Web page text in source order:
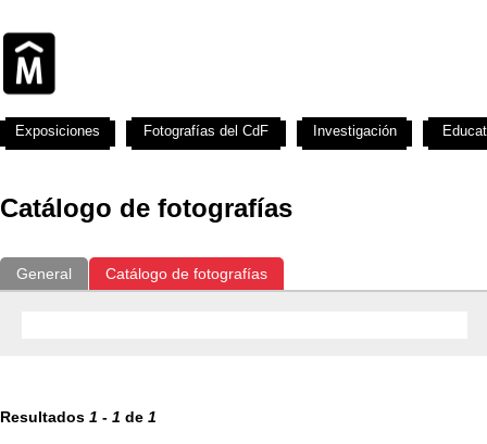
Catálogo de fotografías
General Catálogo de fotografías
Resultados 1 - 1 de 1
Exposiciones Fotografías del CdF Investigación